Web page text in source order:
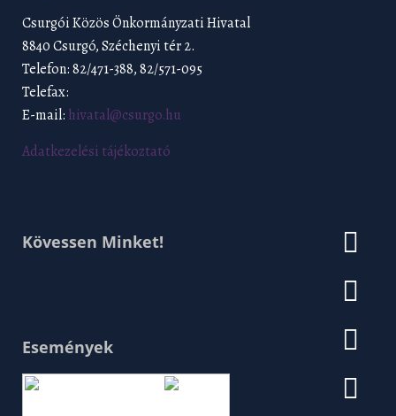
Csurgói Közös Önkormányzati Hivatal
8840 Csurgó, Széchenyi tér 2.
Telefon: 82/471-388, 82/571-095
Telefax:
E-mail: hivatal@csurgo.hu
Adatkezelési tájékoztató
Kövessen Minket!
Események